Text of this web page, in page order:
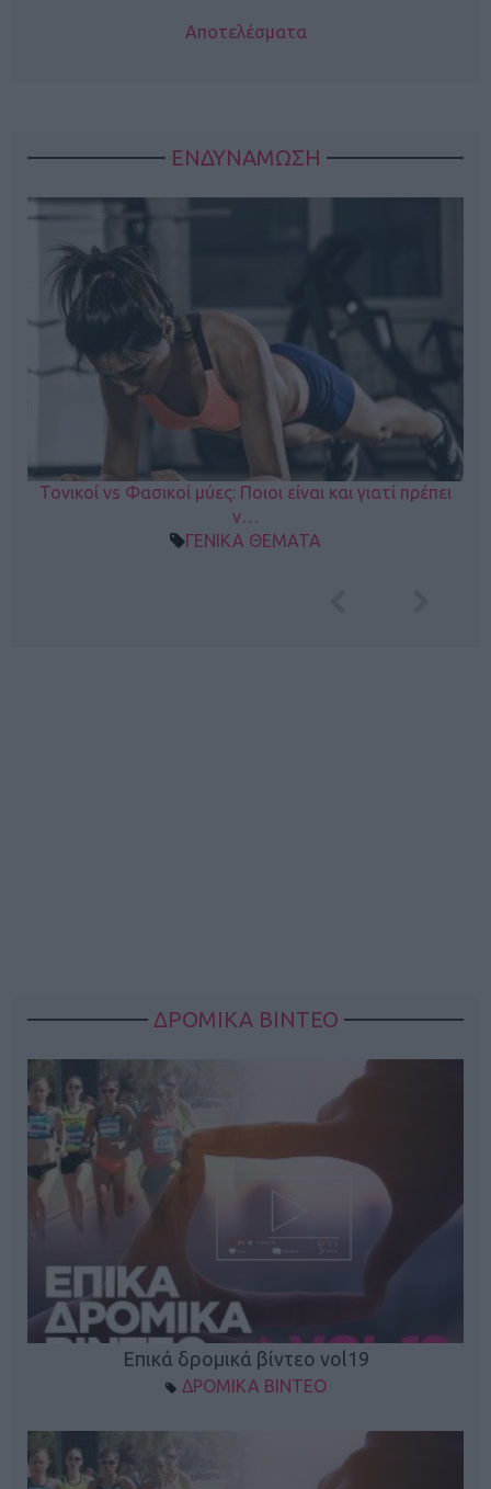
Αποτελέσματα
ΕΝΔΥΝΑΜΩΣΗ
Τονικοί vs Φασικοί μύες: Ποιοι είναι και γιατί πρέπει
ν…
ΓΕΝΙΚΑ ΘΕΜΑΤΑ
ΔΡΟΜΙΚΑ ΒΙΝΤΕΟ
Επικά δρομικά βίντεο vol19
ΔΡΟΜΙΚΑ ΒΙΝΤΕΟ